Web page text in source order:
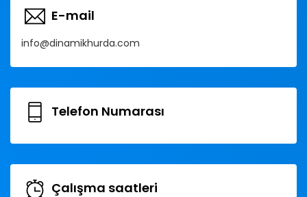
E-mail
info@dinamikhurda.com
Telefon Numarası
Çalışma saatleri